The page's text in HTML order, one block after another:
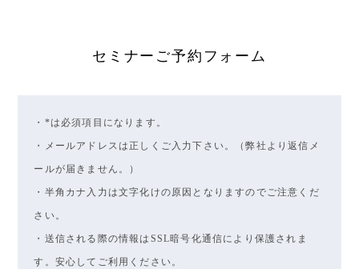
セミナーご予約フォーム
・*は必須項目になります。
・メールアドレスは正しくご入力下さい。（弊社より返信メ
ールが届きません。）
・半角カナ入力は文字化けの原因となりますのでご注意くだ
さい。
・送信される際の情報はSSL暗号化通信により保護されま
す。安心してご利用ください。